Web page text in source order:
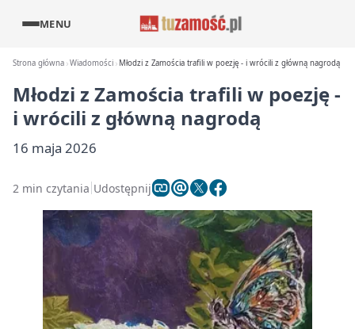
MENU
Strona główna Wiadomości Młodzi z Zamościa trafili w poezję - i wrócili z główną nagrodą
Młodzi z Zamościa trafili w poezję -
i wrócili z główną nagrodą
16 maja 2026
2 min czytania Udostępnij